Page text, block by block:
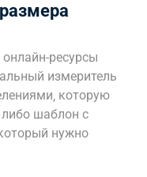
ресурсы
измеритель
которую
либо шаблон с
нужно